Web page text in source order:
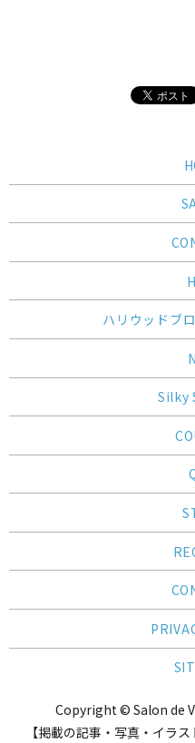
ハリウッドブ
Silky
Copyright © Salon de
【掲載の記事・写真・イラ